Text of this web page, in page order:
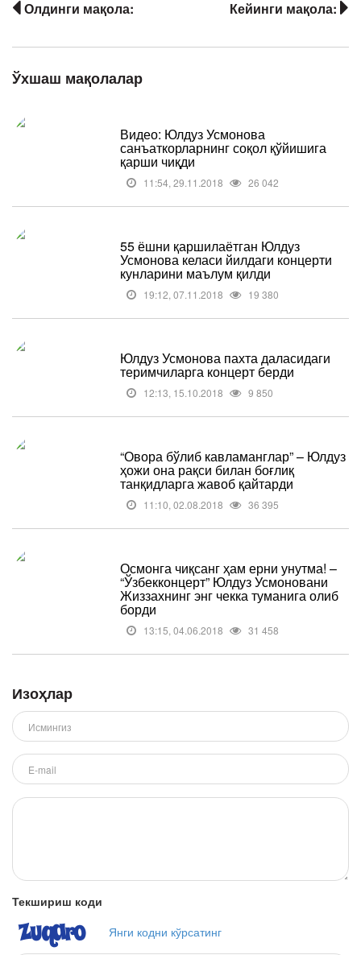
Кейинги мақола:
Олдинги мақола:
Ўхшаш мақолалар
Видео: Юлдуз Усмонова
санъаткорларнинг соқол қўйишига
қарши чиқди
11:54, 29.11.2018 26 042
55 ёшни қаршилаётган Юлдуз
Усмонова келаси йилдаги концерти
кунларини маълум қилди
19:12, 07.11.2018 19 380
Юлдуз Усмонова пахта даласидаги
теримчиларга концерт берди
12:13, 15.10.2018 9 850
“Овора бўлиб кавламанглар” – Юлдуз
ҳожи она рақси билан боғлиқ
танқидларга жавоб қайтарди
11:10, 02.08.2018 36 395
Осмонга чиқсанг ҳам ерни унутма! –
“Ўзбекконцерт” Юлдуз Усмоновани
Жиззахнинг энг чекка туманига олиб
борди
13:15, 04.06.2018 31 458
Изоҳлар
Текшириш коди
Янги кодни кўрсатинг